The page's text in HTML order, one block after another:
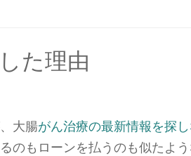
た理由
大腸がん治療の最新情報を探
のもローンを払うのも似たよ